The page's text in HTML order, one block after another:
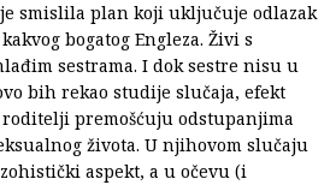
smislila plan koji uključuje odlazak
bogatog Engleza. Živi s
sestrama. I dok sestre nisu u
bih rekao studije slučaja, efekt
premošćuju odstupanjima
života. U njihovom slučaju
aspekt, a u očevu (i